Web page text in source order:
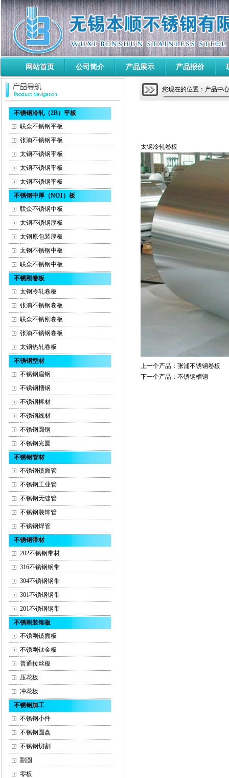
网站首页 公司简介 产品展示 产品报价
不锈钢冷轧（2B）平板
联众不锈钢平板
张浦不锈钢平板
太钢不锈钢平板
太钢不锈钢平板
太钢不锈钢平板
不锈钢中厚（NO1）板
联众不锈钢中板
太钢不锈钢厚板
太钢原包装厚板
太钢不锈钢中板
联众不锈钢中板
不锈刚卷板
太钢冷轧卷板
张浦不锈钢卷板
联众不锈刚卷板
张浦不锈钢卷板
太钢热轧卷板
不锈钢型材
不锈钢扁钢
不锈钢槽钢
不锈钢棒材
不锈钢线材
不锈钢圆钢
不锈钢光圆
不锈钢管材
不锈钢镜面管
不锈钢工业管
不锈钢无缝管
不锈钢装饰管
不锈钢焊管
不锈钢带材
202不锈钢带材
316不锈钢钢带
304不锈钢钢带
301不锈钢钢带
201不锈钢钢带
不锈刚装饰板
不锈刚镜面板
不锈刚钛金板
普通拉丝板
压花板
冲花板
不锈钢加工
不锈钢小件
不锈钢圆盘
不锈钢切割
割圆
零板
您现在的位置：产品中
太钢冷轧卷板
上一个产品： 张浦不锈钢卷板
下一个产品： 不锈钢槽钢